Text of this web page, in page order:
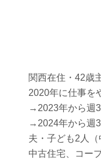
関西在住・42歳
2020年に仕事を
→2023年から週
→2024年から週3
夫・子ども2人（
中古住宅、コー